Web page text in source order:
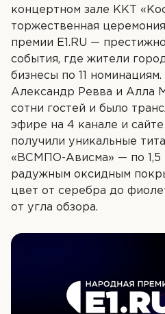
Акции
Контакты
ЗАПИСЬ
+7
концертном зале ККТ
торжественная
премии E1.RU —
события, где жители
бизнесы по 11
Александр Ревва и Алла
сотни гостей и было
эфире на 4 канале и сайте
получили уникальные
«ВСМПО-Ависма» — по 1,5
радужным оксидным
цвет от серебра до
от угла обзора.